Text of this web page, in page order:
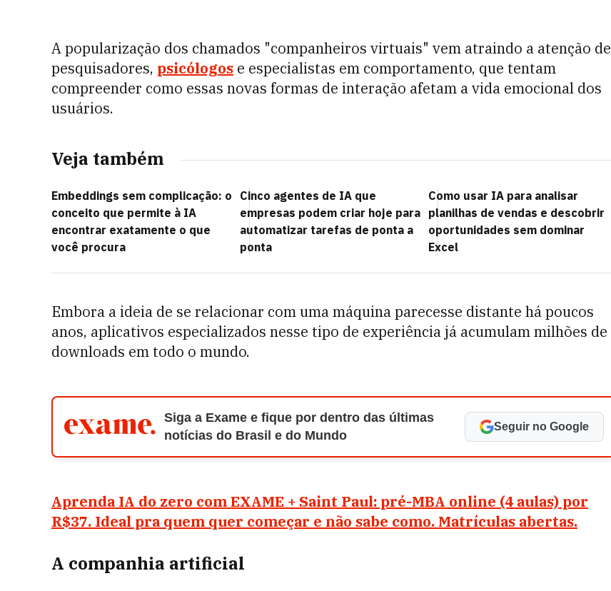
A popularização dos chamados "companheiros virtuais" vem atraindo a atenção de
pesquisadores, psicólogos e especialistas em comportamento, que tentam
compreender como essas novas formas de interação afetam a vida emocional dos
usuários.
Veja também
Embeddings sem complicação: o
conceito que permite à IA
encontrar exatamente o que
você procura
Cinco agentes de IA que
empresas podem criar hoje para
automatizar tarefas de ponta a
ponta
Como usar IA para analisar
planilhas de vendas e descobrir
oportunidades sem dominar
Excel
Embora a ideia de se relacionar com uma máquina parecesse distante há poucos
anos, aplicativos especializados nesse tipo de experiência já acumulam milhões de
downloads em todo o mundo.
Siga a Exame e fique por dentro das últimas
notícias do Brasil e do Mundo
Seguir no Google
Aprenda IA do zero com EXAME + Saint Paul: pré-MBA online (4 aulas) por
R$37. Ideal pra quem quer começar e não sabe como. Matrículas abertas.
A companhia artificial